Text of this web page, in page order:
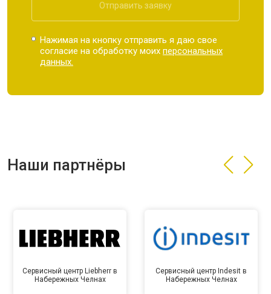
Отправить заявку
Нажимая на кнопку отправить я даю свое
согласие на обработку моихперсональных
данных.
Наши партнёры
Сервисный центр Liebherr в
Набережных Челнах
Сервисный центр Indesit в
Набережных Челнах